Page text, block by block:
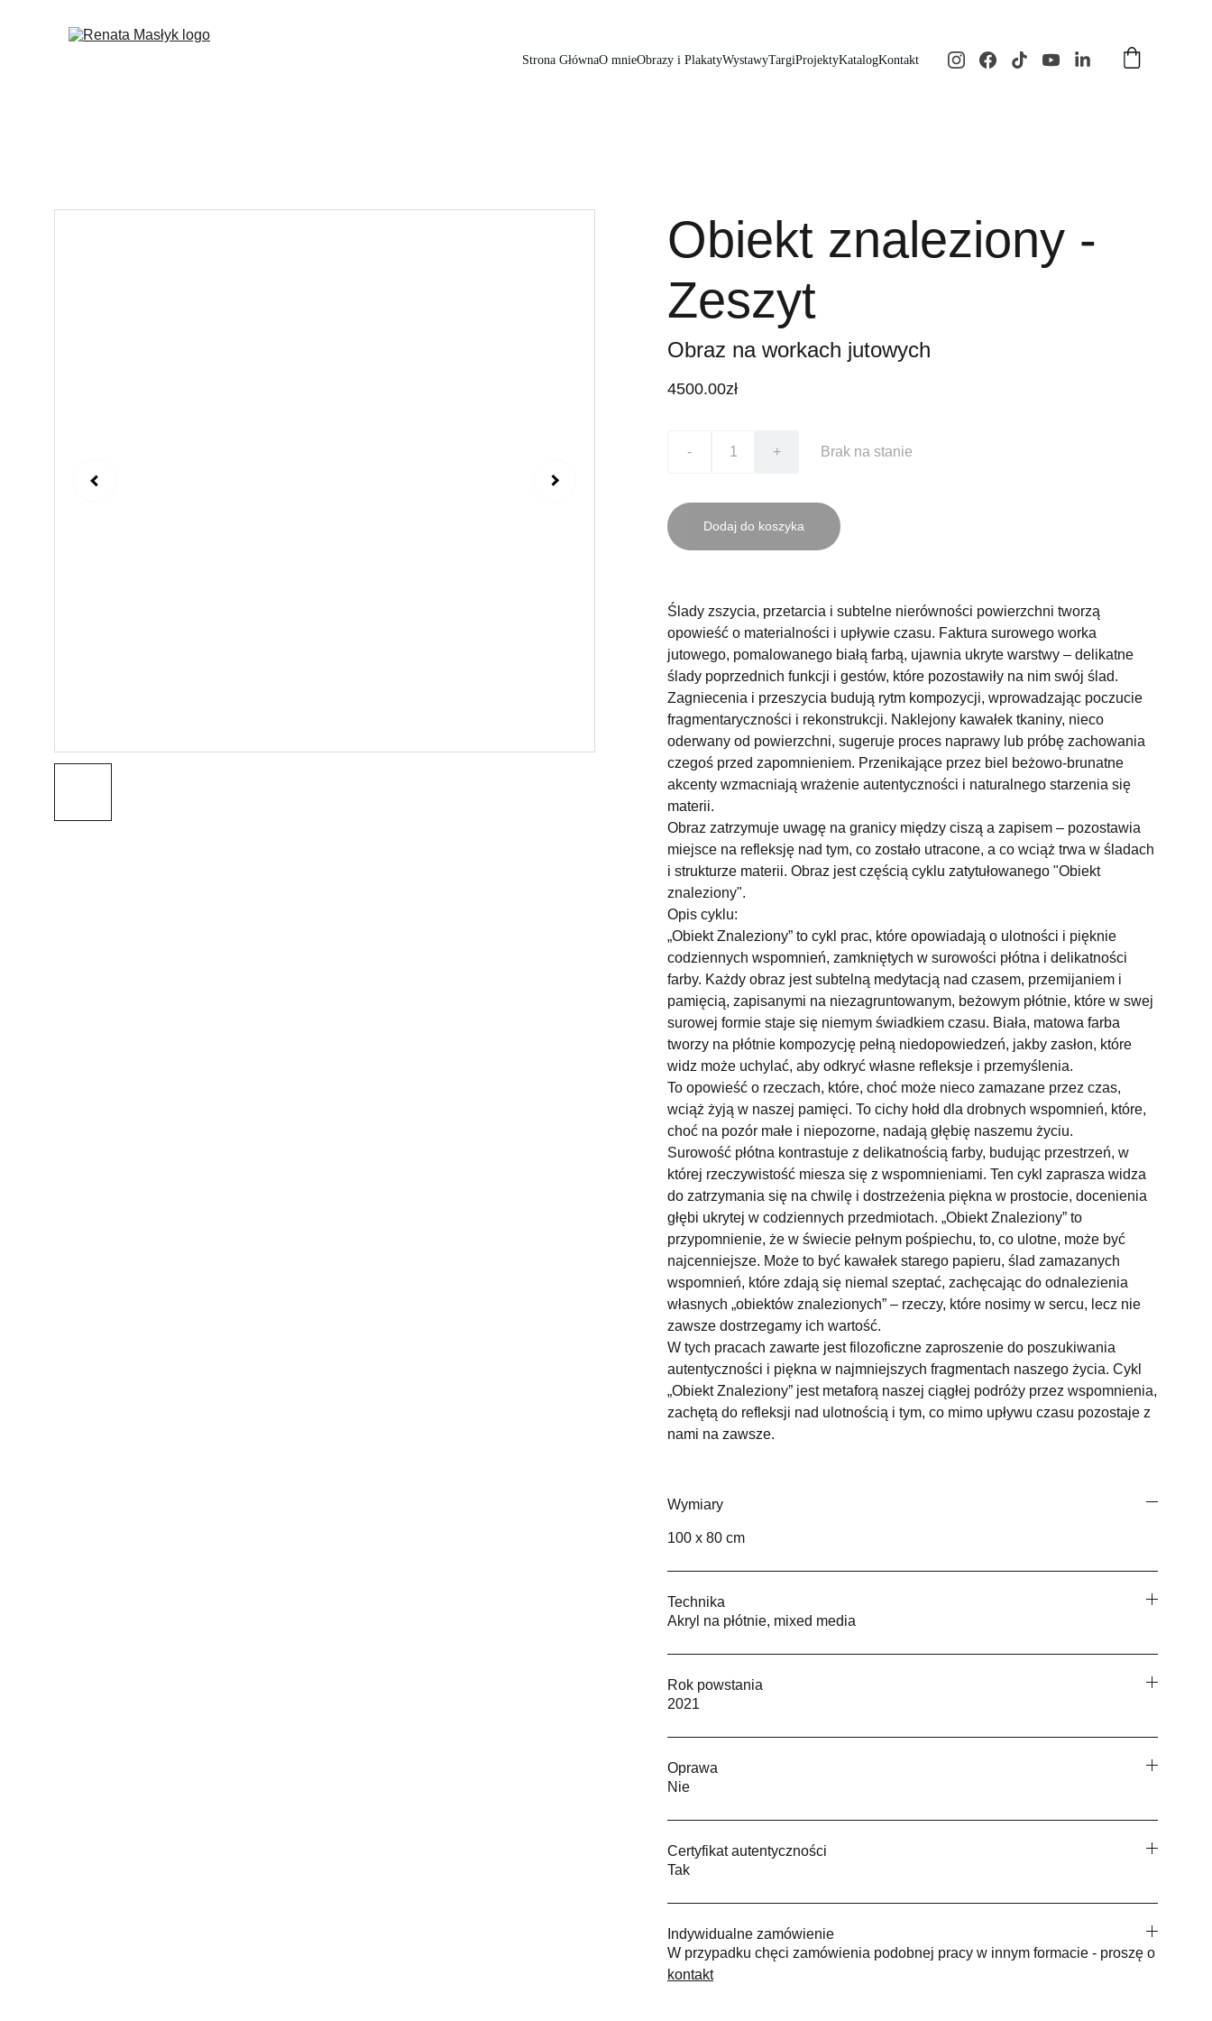
Strona GłównaO mnieObrazy i PlakatyWystawyTargiProjektyKatalogKontakt
Obiekt znaleziony -
Zeszyt
Obraz na workach jutowych
4500.00zł
- + Brak na stanie
Dodaj do koszyka
Ślady zszycia, przetarcia i subtelne nierówności powierzchni tworzą
opowieść o materialności i upływie czasu. Faktura surowego worka
jutowego, pomalowanego białą farbą, ujawnia ukryte warstwy – delikatne
ślady poprzednich funkcji i gestów, które pozostawiły na nim swój ślad.
Zagniecenia i przeszycia budują rytm kompozycji, wprowadzając poczucie
fragmentaryczności i rekonstrukcji. Naklejony kawałek tkaniny, nieco
oderwany od powierzchni, sugeruje proces naprawy lub próbę zachowania
czegoś przed zapomnieniem. Przenikające przez biel beżowo-brunatne
akcenty wzmacniają wrażenie autentyczności i naturalnego starzenia się
materii.
Obraz zatrzymuje uwagę na granicy między ciszą a zapisem – pozostawia
miejsce na refleksję nad tym, co zostało utracone, a co wciąż trwa w śladach
i strukturze materii. Obraz jest częścią cyklu zatytułowanego "Obiekt
znaleziony".
Opis cyklu:
„Obiekt Znaleziony” to cykl prac, które opowiadają o ulotności i pięknie
codziennych wspomnień, zamkniętych w surowości płótna i delikatności
farby. Każdy obraz jest subtelną medytacją nad czasem, przemijaniem i
pamięcią, zapisanymi na niezagruntowanym, beżowym płótnie, które w swej
surowej formie staje się niemym świadkiem czasu. Biała, matowa farba
tworzy na płótnie kompozycję pełną niedopowiedzeń, jakby zasłon, które
widz może uchylać, aby odkryć własne refleksje i przemyślenia.
To opowieść o rzeczach, które, choć może nieco zamazane przez czas,
wciąż żyją w naszej pamięci. To cichy hołd dla drobnych wspomnień, które,
choć na pozór małe i niepozorne, nadają głębię naszemu życiu.
Surowość płótna kontrastuje z delikatnością farby, budując przestrzeń, w
której rzeczywistość miesza się z wspomnieniami. Ten cykl zaprasza widza
do zatrzymania się na chwilę i dostrzeżenia piękna w prostocie, docenienia
głębi ukrytej w codziennych przedmiotach. „Obiekt Znaleziony” to
przypomnienie, że w świecie pełnym pośpiechu, to, co ulotne, może być
najcenniejsze. Może to być kawałek starego papieru, ślad zamazanych
wspomnień, które zdają się niemal szeptać, zachęcając do odnalezienia
własnych „obiektów znalezionych” – rzeczy, które nosimy w sercu, lecz nie
zawsze dostrzegamy ich wartość.
W tych pracach zawarte jest filozoficzne zaproszenie do poszukiwania
autentyczności i piękna w najmniejszych fragmentach naszego życia. Cykl
„Obiekt Znaleziony” jest metaforą naszej ciągłej podróży przez wspomnienia,
zachętą do refleksji nad ulotnością i tym, co mimo upływu czasu pozostaje z
nami na zawsze.
Wymiary
100 x 80 cm
Technika
Akryl na płótnie, mixed media
Rok powstania
2021
Oprawa
Nie
Certyfikat autentyczności
Tak
Indywidualne zamówienie
W przypadku chęci zamówienia podobnej pracy w innym formacie - proszę o
kontakt